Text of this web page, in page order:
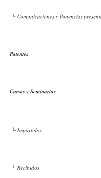
└ Comunicaciones y Ponencias
Patentes
Cursos y Seminarios
└ Impartidos
└ Recibidos